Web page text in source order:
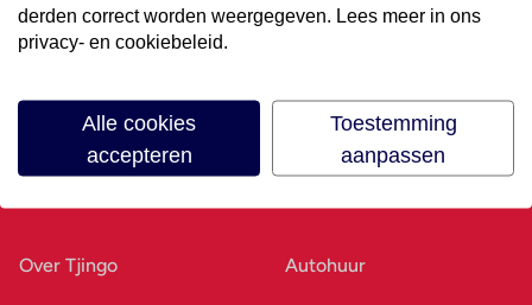
Over Tjingo Autohuur
derden correct worden weergegeven. Lees meer in ons
privacy- en cookiebeleid.
Alle cookies
accepteren
Toestemming
aanpassen